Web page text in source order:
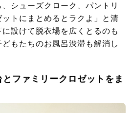
シューズクローク、パントリ
トにまとめるとラクよ」と清
設けて脱衣場を広くとるのも
もたちのお風呂渋滞も解消し
ファミリークロゼットをま